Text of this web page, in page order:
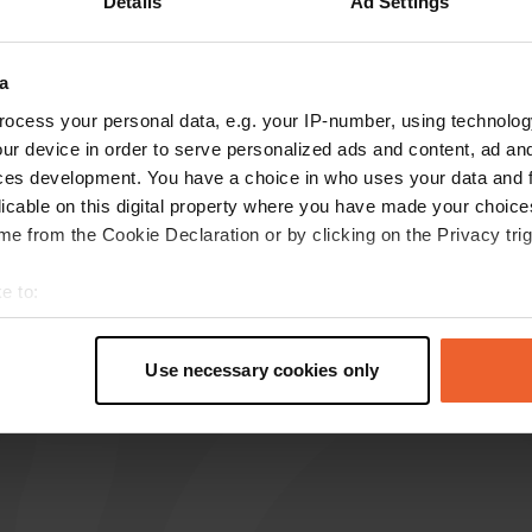
your personal data, e.g. your IP-number, using
device in order to serve personalized ads and content, ad
development. You have a choice in who uses your data and
on this digital property where you have made your
from the Cookie Declaration or by clicking on the Privacy
to:
geographical location which can be accurate to within
personal data is processed and set your preferences in the
our site with our social media, advertising and analytics
to them or that they’ve collected from your use of their
Use necessary cookies only
meer(18) Toon meer
de reviews
J Janwennie
jun. 2026
wel wat gedateerd, maar zijn heel schoon en
lekker warme douche.